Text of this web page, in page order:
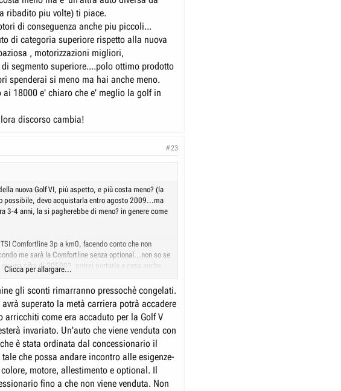
ribadito piu volte) ti piace.
di conseguenza anche piu piccoli...
di categoria superiore rispetto alla nuova
, motorizzazioni migliori,
segmento superiore....polo ottimo prodotto
spenderai si meno ma hai anche meno.
ai 18000 e' chiaro che e' meglio la golf in
discorso cambia!
#23
nuova Golf VI, più aspetto, e più costa meno? (la
possibile, devo acquistarla entro agosto 2009...ma
3-4 anni, la si pagherebbe di meno? in genere come
Comfortline 3p a km0, facendo conto che non
me sarà la Comfortline senza optional...non so se
una cifra di 20500?, potrei portarla a casa anche
il passaggio di proprietà, giusto? quello, in media
che è una macchina già immatricolata, ma che
scusate la mia ignoranza su ciò, potreste
Clicca per allargare...
gli sconti rimarranno pressochè congelati.
superato la metà carriera potrà accadere
arricchiti come era accaduto per la Golf V
invariato. Un'auto che viene venduta con
è stata ordinata dal concessionario il
che possa andare incontro alle esigenze-
motore, allestimento e optional. Il
fino a che non viene venduta. Non